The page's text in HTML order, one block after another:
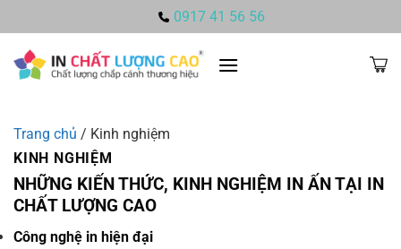
qua
nội
dung
0917 41 56 56
Trang chủ / Kinh nghiệm
KINH NGHIỆM
NHỮNG KIẾN THỨC, KINH NGHIỆM IN ẤN TẠI IN
CHẤT LƯỢNG CAO
Công nghệ in hiện đại